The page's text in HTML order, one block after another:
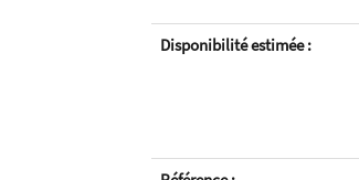
Disponibilité estimée :